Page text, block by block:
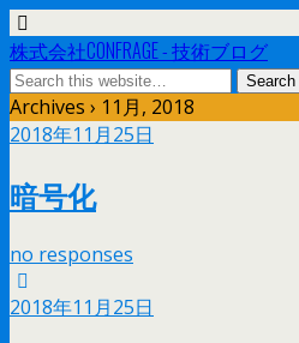
株式会社CONFRAGE - 技術ブログ
Archives › 11月, 2018
2018年11月25日
暗号化
no responses
2018年11月25日